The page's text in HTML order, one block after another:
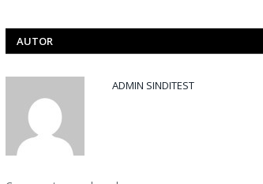
AUTOR
ADMIN SINDITEST